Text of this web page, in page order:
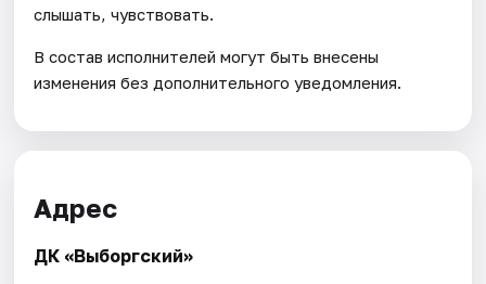
слышать, чувствовать.
В состав исполнителей могут быть внесены
изменения без дополнительного уведомления.
Адрес
ДК «Выборгский»